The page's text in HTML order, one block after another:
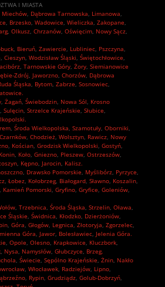
I MIASTA
Miechów, Dąbrowa Tarnowska, Limanowa,
, Brzesko, Wadowice, Wieliczka, Zakopane,
, Olkusz, Chrzanów, Oświęcim, Nowy Sącz,
, Bieruń, Zawiercie, Lubliniec, Pszczyna,
, Cieszyn, Wodzisław Śląski, Świętochłowice,
, Tarnowskie Góry, Żory, Siemianowice
Zdrój, Jaworzno, Chorzów, Dąbrowa
Śląska, Bytom, Zabrze, Sosnowiec,
, Żagań, Świebodzin, Nowa Sól, Krosno
, Sulęcin, Strzelce Krajeńskie, Słubice,
, Środa Wielkopolska, Szamotuły, Oborniki,
Czarnków, Chodzież, Wolsztyn, Rawicz, Nowy
, Kościan, Grodzisk Wielkopolski, Gostyń,
Konin, Koło, Gniezno, Pleszew, Ostrzeszów,
, Kępno, Jarocin, Kalisz.
, Drawsko Pomorskie, Myślibórz, Pyrzyce,
, Łobez, Kołobrzeg, Białogard, Sławno, Koszalin,
, Kamień Pomorski, Gryfino, Gryfice, Goleniów,
, Trzebnica, Środa Śląska, Strzelin, Oława,
Śląskie, Świdnica, Kłodzko, Dzierżoniów,
, Góra, Głogów, Legnica, Złotoryja, Zgorzelec,
Góra, Jawor, Bolesławiec, Jelenia Góra.
, Opole, Olesno, Krapkowice, Kluczbork,
, Nysa, Namysłów, Głubczyce, Brzeg.
, Świecie, Sępólno Krajeńskie, Żnin, Nakło
, Włocławek, Radziejów, Lipno,
, Rypin, Grudziądz, Golub-Dobrzyń,